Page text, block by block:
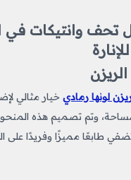
تحف وانتيكات​ في
لونها رمادي خيار مثالي
وتم تصميم هذه